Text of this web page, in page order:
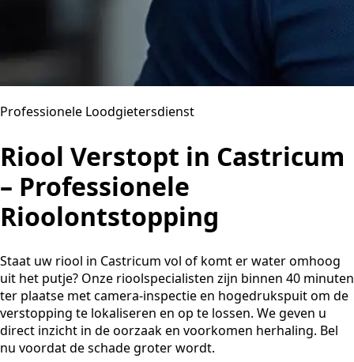
Professionele Loodgietersdienst
Riool Verstopt in Castricum
– Professionele
Rioolontstopping
Staat uw riool in Castricum vol of komt er water omhoog
uit het putje? Onze rioolspecialisten zijn binnen 40 minuten
ter plaatse met camera-inspectie en hogedrukspuit om de
verstopping te lokaliseren en op te lossen. We geven u
direct inzicht in de oorzaak en voorkomen herhaling. Bel
nu voordat de schade groter wordt.